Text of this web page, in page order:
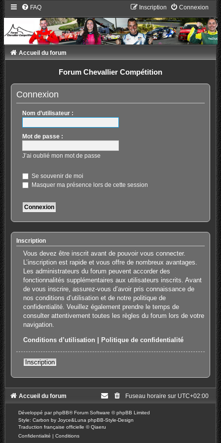
FAQ Connexion
Inscription
Accueil du forum
Forum Chevallier Compétition
Connexion
Nom d’utilisateur :
Mot de passe :
J’ai oublié mon mot de passe
Se souvenir de moi
Masquer ma présence lors de cette session
Inscription
Vous devez être inscrit avant de pouvoir vous connecter.
L’inscription est rapide et vous offre de nombreux avantages.
Les administrateurs du forum peuvent accorder des
fonctionnalités supplémentaires aux utilisateurs inscrits. Avant
de vous inscrire, assurez-vous d’avoir pris connaissance de
nos conditions d’utilisation et de notre politique de
confidentialité. Veuillez également prendre le temps de
consulter attentivement toutes les règles du forum lors de votre
navigation.
Conditions d’utilisation Politique de confidentialité
Inscription
Accueil du forum Fuseau horaire sur UTC+02:00
Développé parphpBB® Forum Software © phpBB Limited
Style: Carbon by Joyce&Luna phpBB-Style-Design
Traduction française officielle ©Qiaeru
Confidentialité | Conditions